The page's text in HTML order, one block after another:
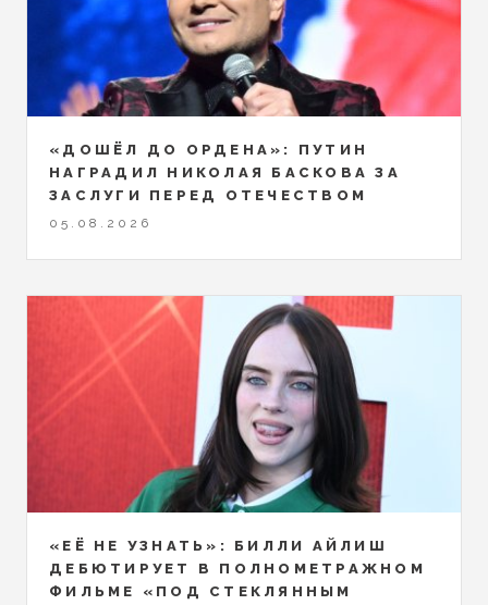
«ДОШЁЛ ДО ОРДЕНА»: ПУТИН
НАГРАДИЛ НИКОЛАЯ БАСКОВА ЗА
ЗАСЛУГИ ПЕРЕД ОТЕЧЕСТВОМ
05.08.2026
«ЕЁ НЕ УЗНАТЬ»: БИЛЛИ АЙЛИШ
ДЕБЮТИРУЕТ В ПОЛНОМЕТРАЖНОМ
ФИЛЬМЕ «ПОД СТЕКЛЯННЫМ